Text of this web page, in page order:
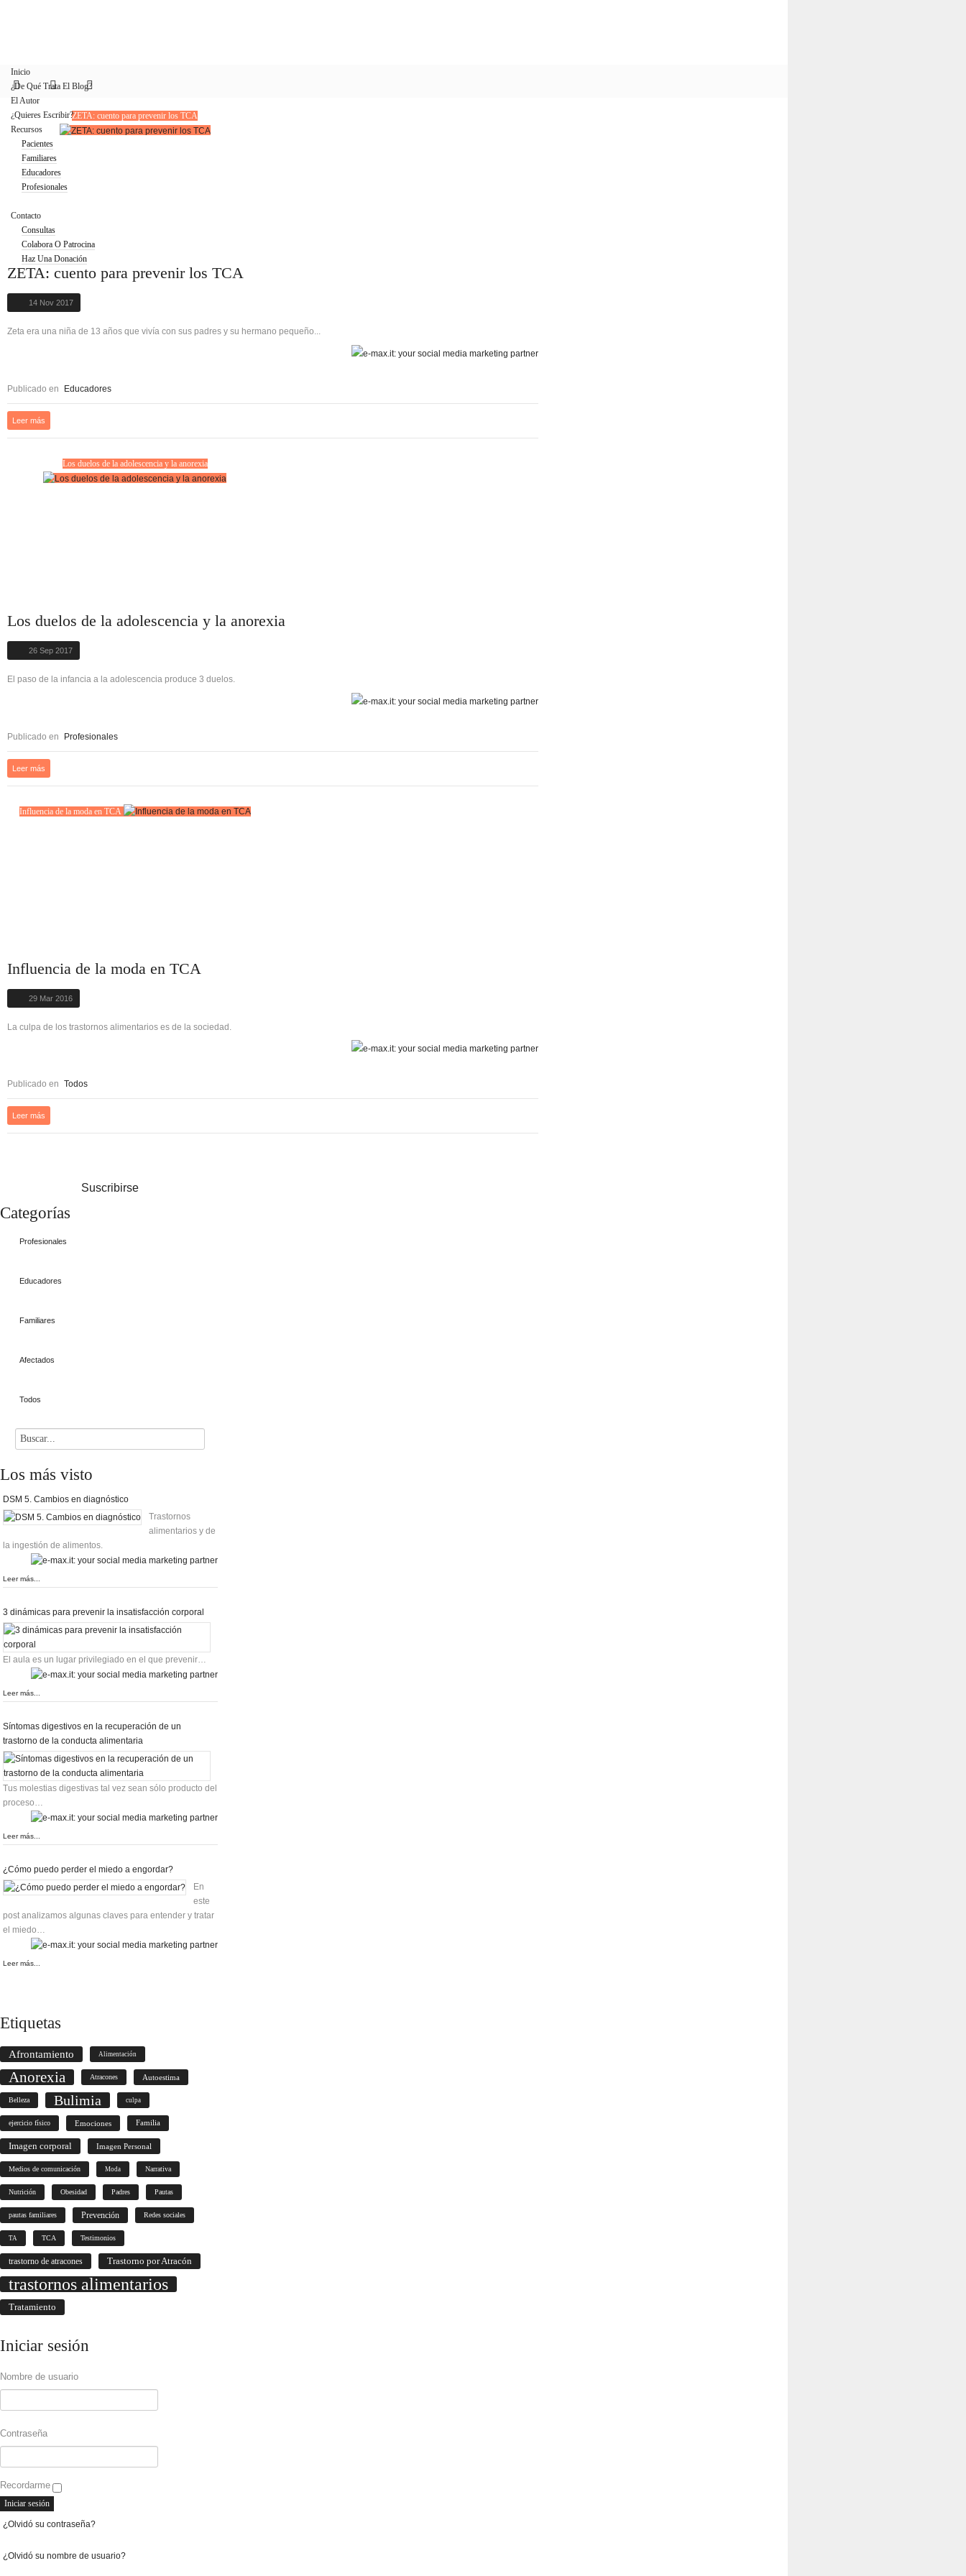
Inicio
¿De Qué Trata El Blog?
El Autor
¿Quieres Escribir?
Recursos
Pacientes
Familiares
Educadores
Profesionales
Contacto
Consultas
Colabora O Patrocina
Haz Una Donación
ZETA: cuento para prevenir los TCA
ZETA: cuento para prevenir los TCA
14 Nov 2017
Zeta era una niña de 13 años que vivía con sus padres y su hermano pequeño...
Publicado en Educadores
Leer más
Los duelos de la adolescencia y la anorexia
Los duelos de la adolescencia y la anorexia
26 Sep 2017
El paso de la infancia a la adolescencia produce 3 duelos.
Publicado en Profesionales
Leer más
Influencia de la moda en TCA
Influencia de la moda en TCA
29 Mar 2016
La culpa de los trastornos alimentarios es de la sociedad.
Publicado en Todos
Leer más
Suscribirse
Categorías
Profesionales
Educadores
Familiares
Afectados
Todos
Los más visto
DSM 5. Cambios en diagnóstico
Trastornos
alimentarios y de
la ingestión de alimentos.
Leer más...
3 dinámicas para prevenir la insatisfacción corporal
El aula es un lugar privilegiado en el que prevenir…
Leer más...
Síntomas digestivos en la recuperación de un
trastorno de la conducta alimentaria
Tus molestias digestivas tal vez sean sólo producto del
proceso…
Leer más...
¿Cómo puedo perder el miedo a engordar?
En
este
post analizamos algunas claves para entender y tratar
el miedo…
Leer más...
Etiquetas
Afrontamiento Alimentación
Anorexia Atracones Autoestima
Belleza Bulimia culpa
ejercicio físico Emociones Familia
Imagen corporal Imagen Personal
Medios de comunicación Moda Narrativa
Nutrición Obesidad Padres Pautas
pautas familiares Prevención Redes sociales
TA TCA Testimonios
trastorno de atracones Trastorno por Atracón
trastornos alimentarios
Tratamiento
Iniciar sesión
Nombre de usuario
Contraseña
Recordarme
¿Olvidó su contraseña?
¿Olvidó su nombre de usuario?